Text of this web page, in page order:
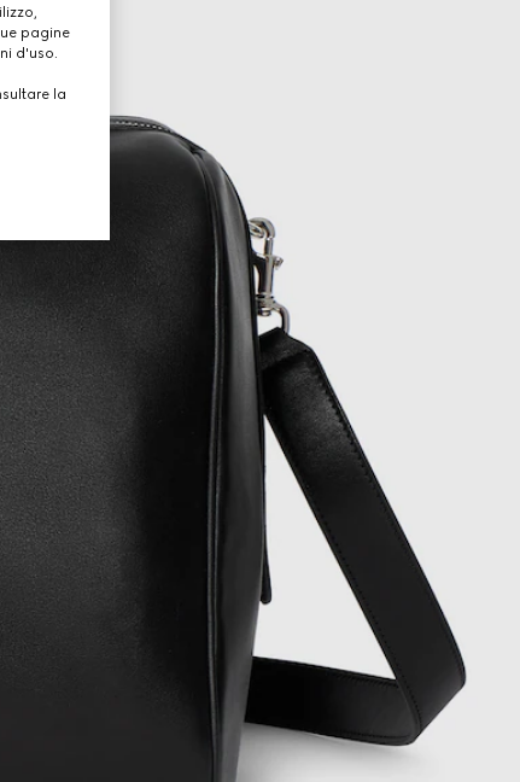
pagine
d'uso.
la